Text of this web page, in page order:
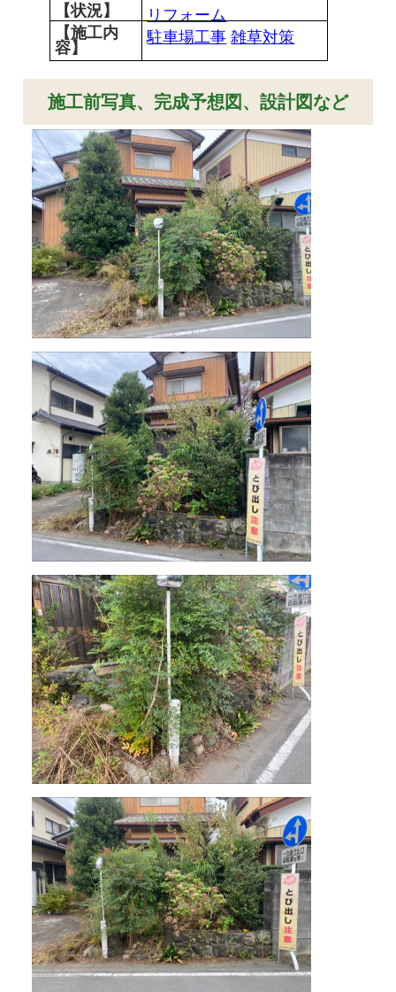
【状況】
リフォーム
【施工内
容】
駐車場工事 雑草対策
施工前写真、完成予想図、設計図など